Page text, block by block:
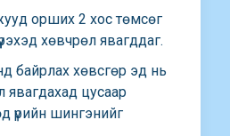
орших 2 хос төмсөг
хөвчрөл явагддаг.
байрлах хөвсгөр эд нь
явагдахад цусаар
үрийн шингэнийг